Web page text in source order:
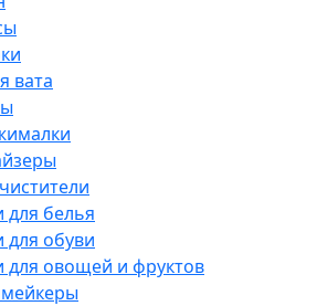
вата
для белья
для обуви
для овощей и фруктов